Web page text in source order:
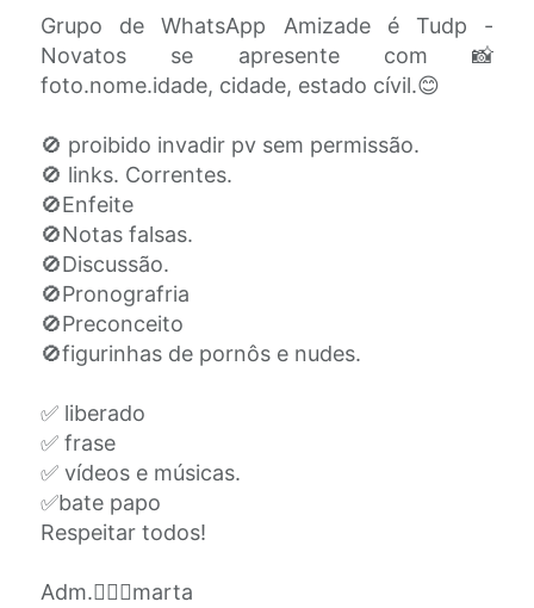
Grupo de WhatsApp Amizade é Tudp -
Novatos se apresente com 📸
foto.nome.idade, cidade, estado cívil.😊
🚫 proibido invadir pv sem permissão.
🚫 links. Correntes.
🚫Enfeite
🚫Notas falsas.
🚫Discussão.
🚫Pronografria
🚫Preconceito
🚫figurinhas de pornôs e nudes.
✅ liberado
✅ frase
✅ vídeos e músicas.
✅bate papo
Respeitar todos!
Adm.🕵🏻‍♀️marta